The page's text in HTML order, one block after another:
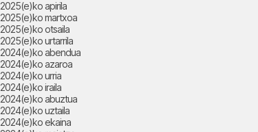
2025(e)ko apirila
2025(e)ko martxoa
2025(e)ko otsaila
2025(e)ko urtarrila
2024(e)ko abendua
2024(e)ko azaroa
2024(e)ko urria
2024(e)ko iraila
2024(e)ko abuztua
2024(e)ko uztaila
2024(e)ko ekaina